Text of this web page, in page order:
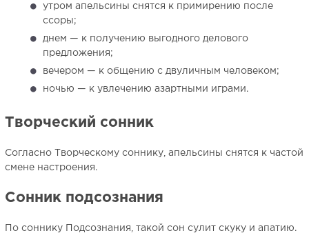
утром апельсины снятся к примирению после
ссоры;
днем — к получению выгодного делового
предложения;
вечером — к общению с двуличным человеком;
ночью — к увлечению азартными играми.
Творческий сонник
Согласно Творческому соннику, апельсины снятся к частой
смене настроения.
Сонник подсознания
По соннику Подсознания, такой сон сулит скуку и апатию.